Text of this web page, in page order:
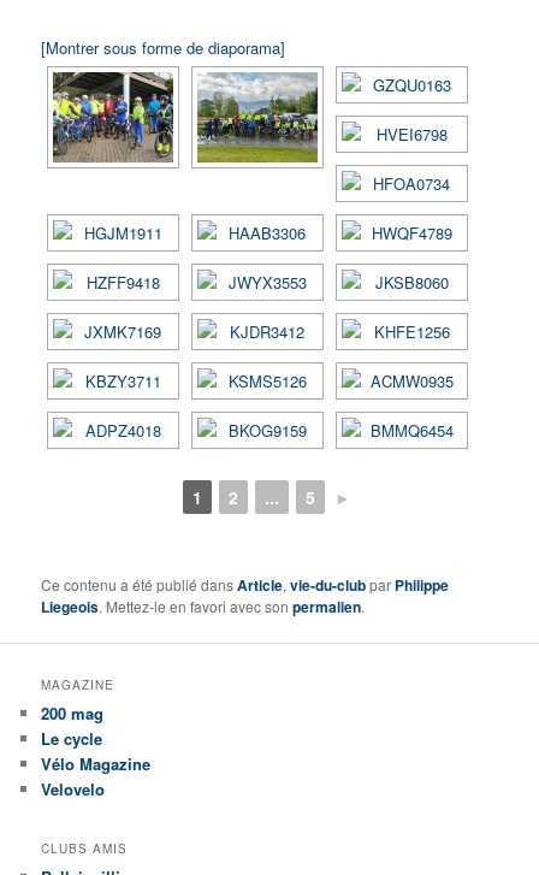
[Montrer sous forme de diaporama]
1 2 ... 5 ►
Ce contenu a été publié dansArticle,vie-du-clubpar Philippe
Liegeois. Mettez-le en favori avec sonpermalien.
MAGAZINE
200 mag
Le cycle
Vélo Magazine
Velovelo
CLUBS AMIS